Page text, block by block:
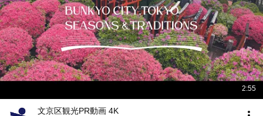
2:55
文京区観光PR動画 4K